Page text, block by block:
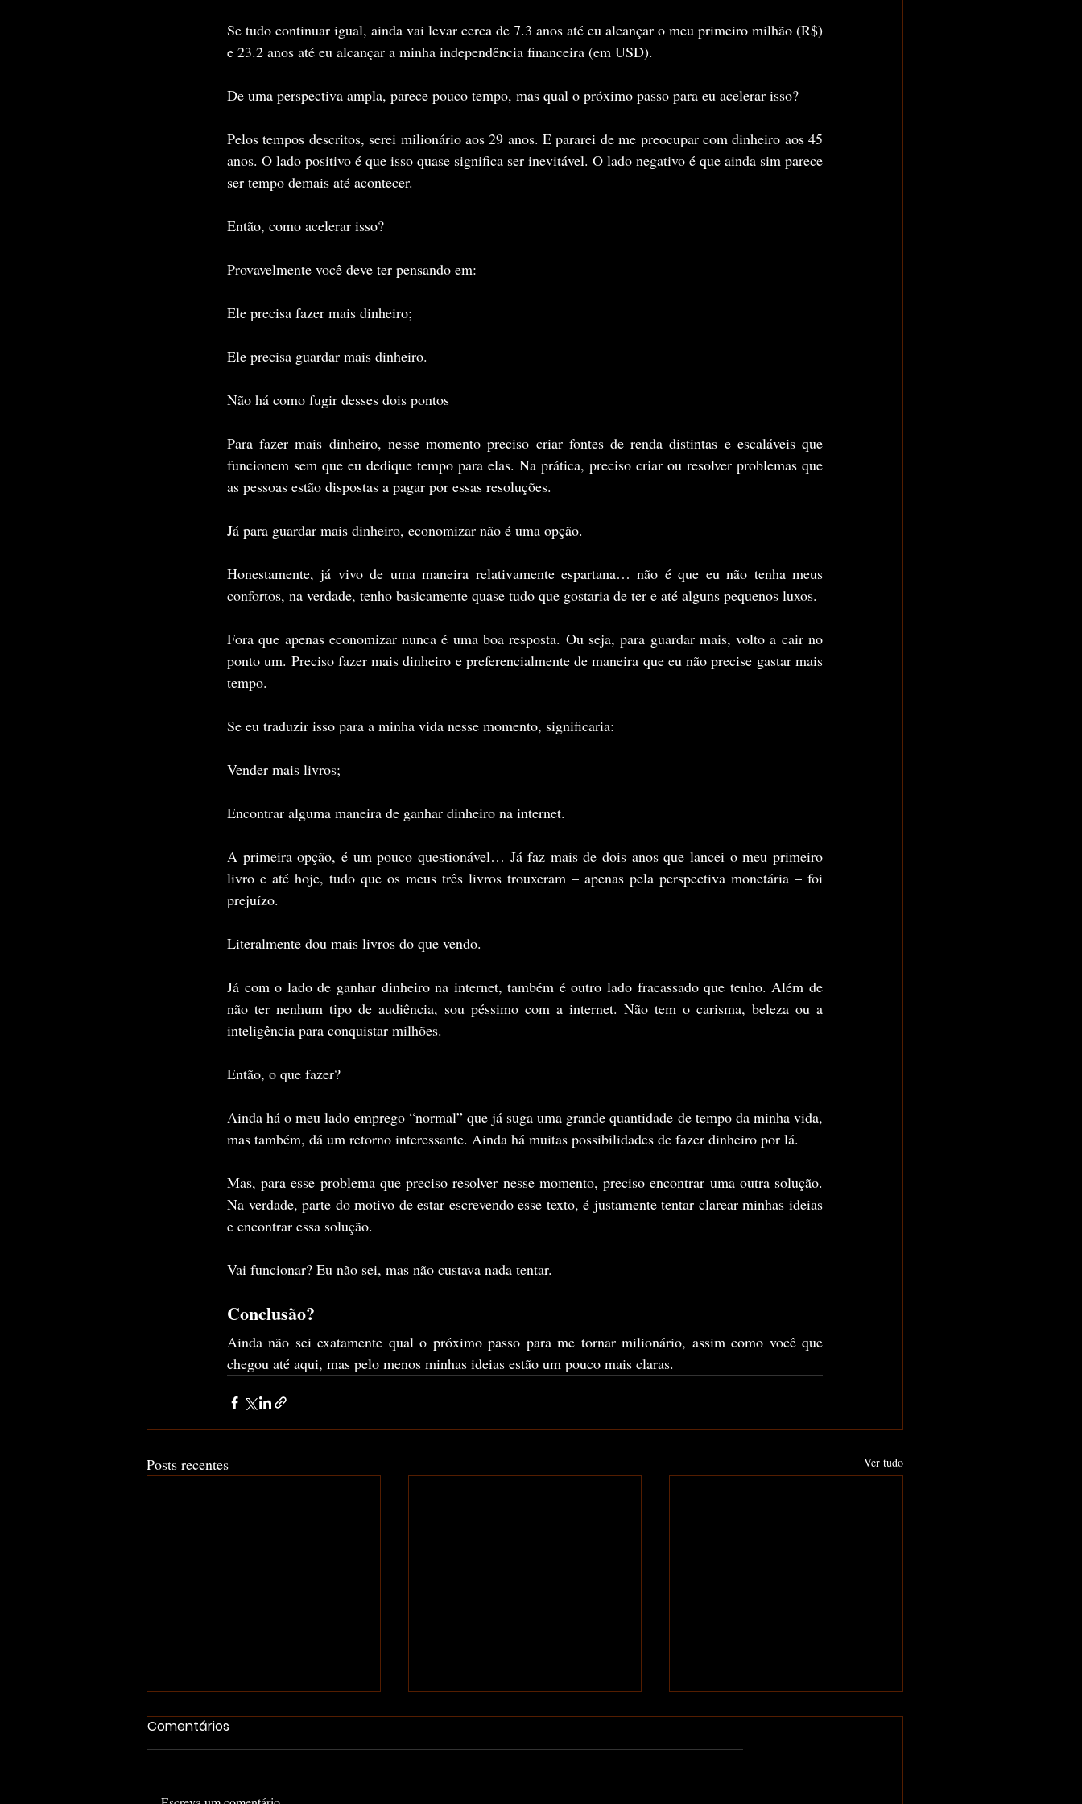
Se tudo continuar igual, ainda vai levar cerca de 7.3 anos até eu alcançar o meu primeiro milhão (R$)
e 23.2 anos até eu alcançar a minha independência financeira (em USD).
De uma perspectiva ampla, parece pouco tempo, mas qual o próximo passo para eu acelerar isso?
Pelos tempos descritos, serei milionário aos 29 anos. E pararei de me preocupar com dinheiro aos 45
anos. O lado positivo é que isso quase significa ser inevitável. O lado negativo é que ainda sim parece
ser tempo demais até acontecer.
Então, como acelerar isso?
Provavelmente você deve ter pensando em:
Ele precisa fazer mais dinheiro;
Ele precisa guardar mais dinheiro.
Não há como fugir desses dois pontos
Para fazer mais dinheiro, nesse momento preciso criar fontes de renda distintas e escaláveis que
funcionem sem que eu dedique tempo para elas. Na prática, preciso criar ou resolver problemas que
as pessoas estão dispostas a pagar por essas resoluções.
Já para guardar mais dinheiro, economizar não é uma opção.
Honestamente, já vivo de uma maneira relativamente espartana… não é que eu não tenha meus
confortos, na verdade, tenho basicamente quase tudo que gostaria de ter e até alguns pequenos luxos.
Fora que apenas economizar nunca é uma boa resposta. Ou seja, para guardar mais, volto a cair no
ponto um. Preciso fazer mais dinheiro e preferencialmente de maneira que eu não precise gastar mais
tempo.
Se eu traduzir isso para a minha vida nesse momento, significaria:
Vender mais livros;
Encontrar alguma maneira de ganhar dinheiro na internet.
A primeira opção, é um pouco questionável… Já faz mais de dois anos que lancei o meu primeiro
livro e até hoje, tudo que os meus três livros trouxeram – apenas pela perspectiva monetária – foi
prejuízo.
Literalmente dou mais livros do que vendo.
Já com o lado de ganhar dinheiro na internet, também é outro lado fracassado que tenho. Além de
não ter nenhum tipo de audiência, sou péssimo com a internet. Não tem o carisma, beleza ou a
inteligência para conquistar milhões.
Então, o que fazer?
Ainda há o meu lado emprego “normal” que já suga uma grande quantidade de tempo da minha vida,
mas também, dá um retorno interessante. Ainda há muitas possibilidades de fazer dinheiro por lá.
Mas, para esse problema que preciso resolver nesse momento, preciso encontrar uma outra solução.
Na verdade, parte do motivo de estar escrevendo esse texto, é justamente tentar clarear minhas ideias
e encontrar essa solução.
Vai funcionar? Eu não sei, mas não custava nada tentar.
Conclusão?
Ainda não sei exatamente qual o próximo passo para me tornar milionário, assim como você que
chegou até aqui, mas pelo menos minhas ideias estão um pouco mais claras.
Posts recentes Ver tudo
Comentários